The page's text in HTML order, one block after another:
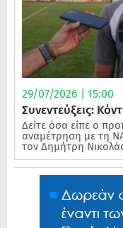
29/07/2026 | 15:00
Συνεντεύξεις:
Δείτε όσα είπε ο
αναμέτρηση με τη
τον Δημήτρη